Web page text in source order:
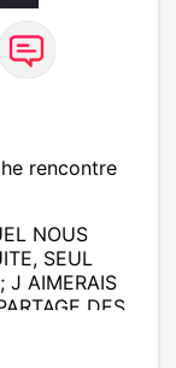
rencontre
NOUS
SEUL
J AIMERAIS
DES
VOYAGES
DE L